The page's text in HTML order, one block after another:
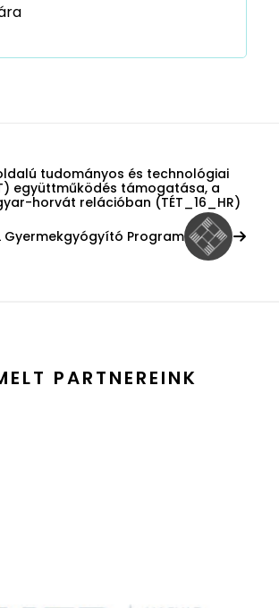
tudományos és technológiai
együttműködés támogatása, a
horvát relációban (TÉT_16_HR)
Gyermekgyógyító Program
PARTNEREINK